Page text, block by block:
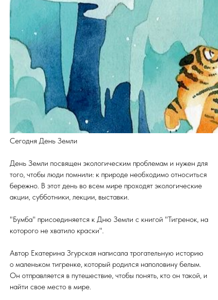
Сегодня День Земли
День Земли посвящен экологическим проблемам и нужен для
того, чтобы люди помнили: к природе необходимо относиться
бережно. В этот день во всем мире проходят экологические
акции, субботники, лекции, выставки.
"Бумба" присоединяется к Дню Земли с книгой "Тигренок, на
которого не хватило краски".
Автор Екатерина Згурская написала трогательную историю
о маленьком тигренке, который родился наполовину белым.
Он отправляется в путешествие, чтобы понять, кто он такой, и
найти свое место в мире.